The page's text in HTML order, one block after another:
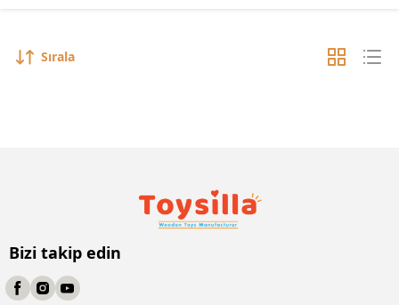
Sırala
Bizi takip edin